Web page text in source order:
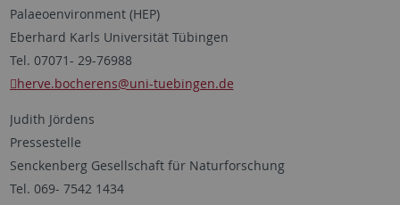
Palaeoenvironment (HEP)
Eberhard Karls Universität Tübingen
Tel. 07071- 29-76988
herve.bocherens@uni-tuebingen.de
Judith Jördens
Pressestelle
Senckenberg Gesellschaft für Naturforschung
Tel. 069- 7542 1434